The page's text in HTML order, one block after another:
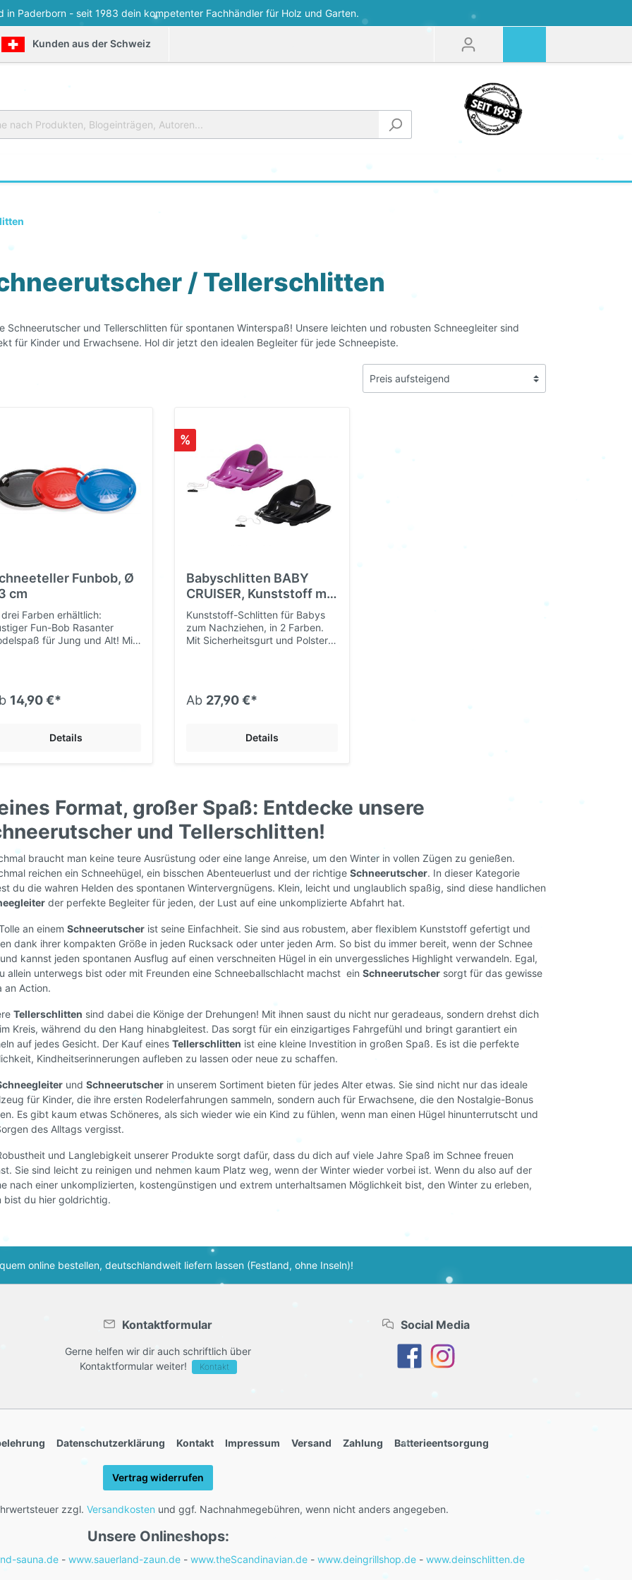
in Paderborn - seit 1983 dein kompetenter Fachhändler für Holz und Garten.
Kunden aus der Schweiz
Kunststoffschlitten
/ Tellerschlitten
Schneerutscher und Tellerschlitten für spontanen Winterspaß! Unsere leichten und robusten Schneegleiter sind
für Kinder und Erwachsene. Hol dir jetzt den idealen Begleiter für jede Schneepiste.
Funbob, Ø
cm
drei Farben erhältlich:
Fun-Bob Rasanter
für Jung und Alt! Mit
sich, sobald man die Füße
für Kinder unter 5
14,90 €*
Details
%
Babyschlitten BABY
CRUISER, Kunststoff mit
Zugseil
Kunststoff-Schlitten für Babys
zum Nachziehen, in 2 Farben.
Mit Sicherheitsgurt und Polster.
die ganze Familie. Mit diesem
dabei sein, ganz ohne
Babyschlitten: aus robustem
Kunststoff, gefertigt in
Schweden Sitzschale mit Lehne
für festen Halt hinten und an
den Seiten breite
Bodenschale/Kufen für stabiles
Aufliegen auf dem Schnee Sitz-
und Rückenpolster
Sicherheitsgurt Zugseil mit Griff
CRUISER Ziehschlitten von
STIGA® ist nur dafür
vorgesehen, Kleinkinder auf
ebenem und verschneitem
ab etwa 6 Monaten in
Begleitung Erwachsener. Dieses
Produkt ist kein Spielzeug!
Ab 27,90 €*
Details
Format, großer Spaß: Entdecke unsere
und Tellerschlitten!
braucht man keine teure Ausrüstung oder eine lange Anreise, um den Winter in vollen Zügen zu genießen.
reichen ein Schneehügel, ein bisschen Abenteuerlust und der richtige Schneerutscher. In dieser Kategorie
du die wahren Helden des spontanen Wintervergnügens. Klein, leicht und unglaublich spaßig, sind diese handlichen
der perfekte Begleiter für jeden, der Lust auf eine unkomplizierte Abfahrt hat.
an einem Schneerutscher ist seine Einfachheit. Sie sind aus robustem, aber flexiblem Kunststoff gefertigt und
dank ihrer kompakten Größe in jeden Rucksack oder unter jeden Arm. So bist du immer bereit, wenn der Schnee
kannst jeden spontanen Ausflug auf einen verschneiten Hügel in ein unvergessliches Highlight verwandeln. Egal,
allein unterwegs bist oder mit Freunden eine Schneeballschlacht machst  ein Schneerutscher sorgt für das gewisse
an Action.
Tellerschlitten sind dabei die Könige der Drehungen! Mit ihnen saust du nicht nur geradeaus, sondern drehst dich
Kreis, während du den Hang hinabgleitest. Das sorgt für ein einzigartiges Fahrgefühl und bringt garantiert ein
auf jedes Gesicht. Der Kauf eines Tellerschlitten ist eine kleine Investition in großen Spaß. Es ist die perfekte
Kindheitserinnerungen aufleben zu lassen oder neue zu schaffen.
und Schneerutscher in unserem Sortiment bieten für jedes Alter etwas. Sie sind nicht nur das ideale
für Kinder, die ihre ersten Rodelerfahrungen sammeln, sondern auch für Erwachsene, die den Nostalgie-Bonus
Es gibt kaum etwas Schöneres, als sich wieder wie ein Kind zu fühlen, wenn man einen Hügel hinunterrutscht und
des Alltags vergisst.
und Langlebigkeit unserer Produkte sorgt dafür, dass du dich auf viele Jahre Spaß im Schnee freuen
Sie sind leicht zu reinigen und nehmen kaum Platz weg, wenn der Winter wieder vorbei ist. Wenn du also auf der
nach einer unkomplizierten, kostengünstigen und extrem unterhaltsamen Möglichkeit bist, den Winter zu erleben,
bist du hier goldrichtig.
online bestellen, deutschlandweit liefern lassen (Festland, ohne Inseln)!
Kontaktformular
Gerne helfen wir dir auch schriftlich über
Kontaktformular weiter!
Kontakt
Social Media
Datenschutzerklärung Kontakt Impressum Versand Zahlung Batterieentsorgung
Vertrag widerrufen
zzgl. Versandkosten und ggf. Nachnahmegebühren, wenn nicht anders angegeben.
Unsere Onlineshops:
sauna.de- www.sauerland-zaun.de- www.theScandinavian.de- www.deingrillshop.de- www.deinschlitten.de